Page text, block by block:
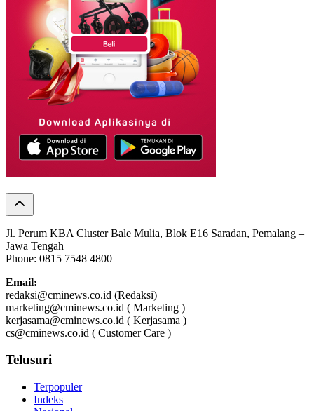
Jl. Perum KBA Cluster Bale Mulia, Blok E16 Saradan, Pemalang –
Jawa Tengah
Phone: 0815 7548 4800
Email:
redaksi@cminews.co.id (Redaksi)
marketing@cminews.co.id ( Marketing )
kerjasama@cminews.co.id ( Kerjasama )
cs@cminews.co.id ( Customer Care )
Telusuri
Terpopuler
Indeks